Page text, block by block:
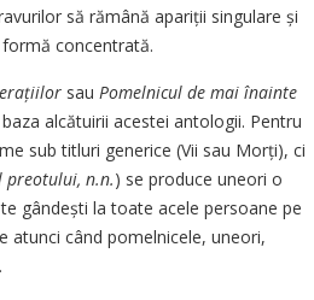
să rămână apariții singulare și
concentrată.
sau Pomelnicul de mai înainte
alcătuirii acestei antologii. Pentru
sub titluri generice (Vii sau Morți), ci
preotului, n.n.) se produce uneori o
gândești la toate acele persoane pe
atunci când pomelnicele, uneori,